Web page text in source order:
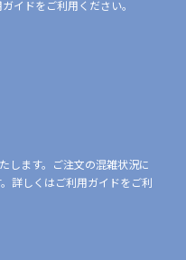
イドをご利用ください。
します。ご注文の混雑状況に
詳しくはご利用ガイドをご利